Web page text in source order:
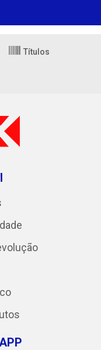
Títulos